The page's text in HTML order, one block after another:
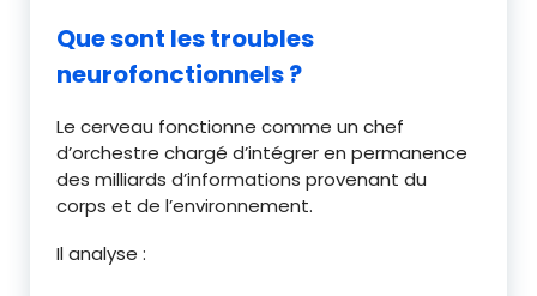
Que sont les troubles
neurofonctionnels ?
Le cerveau fonctionne comme un chef
d’orchestre chargé d’intégrer en permanence
des milliards d’informations provenant du
corps et de l’environnement.
Il analyse :